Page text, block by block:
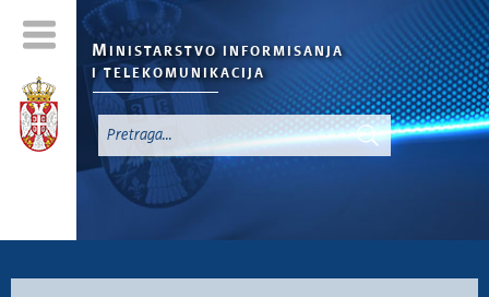
M INISTARSTVO INFORMISANJA
I TELEKOMUNIKACIJA